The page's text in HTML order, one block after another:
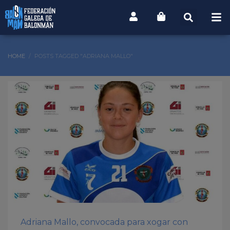
HOME POSTS TAGGED "ADRIANA MALLO"
Adriana Mallo, convocada para xogar con